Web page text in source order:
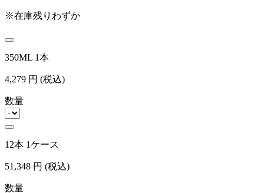
※在庫残りわずか
350ML 1本
4,279 円 (税込)
数量
12本 1ケース
51,348 円 (税込)
数量